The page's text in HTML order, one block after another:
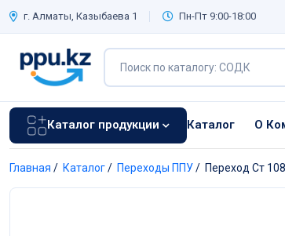
г. Алматы, Казыбаева 1 Пн-Пт 9:00-18:00
Каталог продукции Каталог О
Главная / Каталог/ Переходы ППУ/ Переход Ст